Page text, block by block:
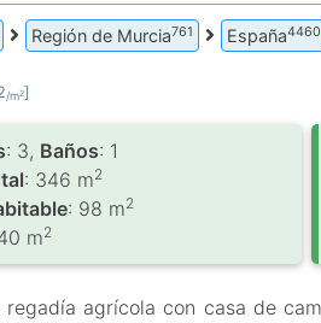
Región de Murcia761 España4460
/m2]
: 3, Baños: 1
: 346 m2
: 98 m2
m2
agrícola con casa de